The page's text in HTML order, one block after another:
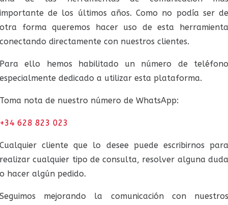
importante de los últimos años. Como no podía ser de
otra forma queremos hacer uso de esta herramienta
conectando directamente con nuestros clientes.
Para ello hemos habilitado un número de teléfono
especialmente dedicado a utilizar esta plataforma.
Toma nota de nuestro número de WhatsApp:
+34 628 823 023
Cualquier cliente que lo desee puede escribirnos para
realizar cualquier tipo de consulta, resolver alguna duda
o hacer algún pedido.
Seguimos mejorando la comunicación con nuestros